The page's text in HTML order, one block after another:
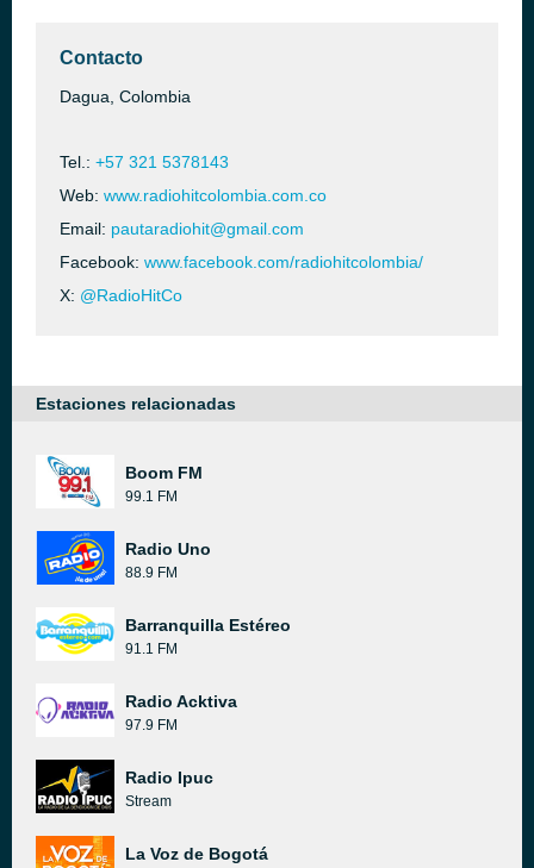
Contacto
Dagua, Colombia
Tel.: +57 321 5378143
Web: www.radiohitcolombia.com.co
Email: pautaradiohit@gmail.com
Facebook: www.facebook.com/radiohitcolombia/
X: @RadioHitCo
Estaciones relacionadas
Boom FM
99.1 FM
Radio Uno
88.9 FM
Barranquilla Estéreo
91.1 FM
Radio Acktiva
97.9 FM
Radio Ipuc
Stream
La Voz de Bogotá